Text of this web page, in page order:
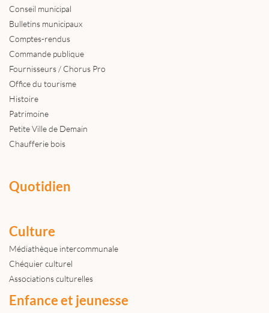
Conseil municipal
Bulletins municipaux
Comptes-rendus
Commande publique
Fournisseurs / Chorus Pro
Office du tourisme
Histoire
Patrimoine
Petite Ville de Demain
Chaufferie bois
Quotidien
Culture
Médiathèque intercommunale
Chéquier culturel
Associations culturelles
Enfance et jeunesse